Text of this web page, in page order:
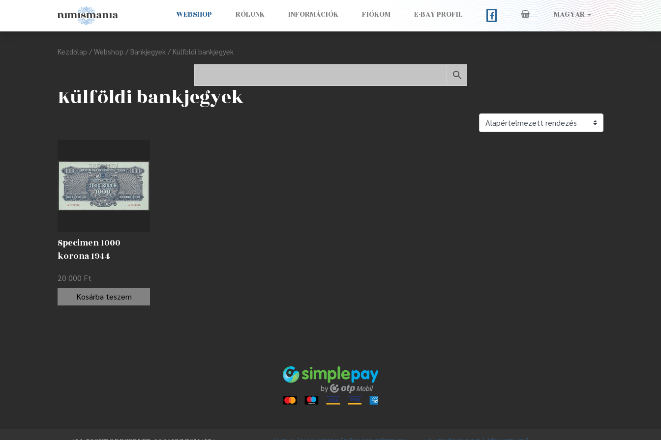
WEBSHOP RÓLUNK INFORMÁCIÓK FIÓKOM E-BAY PROFIL MAGYAR
Kezdőlap / Webshop / Bankjegyek / Külföldi bankjegyek
Külföldi bankjegyek
Specimen 1000
korona 1944
20 000 Ft
Kosárba teszem